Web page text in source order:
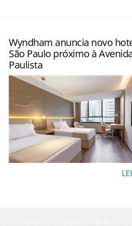
Wyndham anuncia novo
São Paulo próximo à
Paulista
Empreendimento na região
cidade conta com estrutura para